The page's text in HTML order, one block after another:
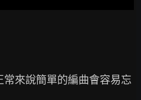
來說簡單的編曲會容易忘